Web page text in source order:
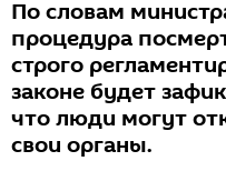
По словам
процедура
строго
законе будет
что люди могут
свои органы.